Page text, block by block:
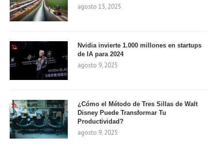
agosto 15, 2025
Nvidia invierte 1.000 millones en startups
de IA para 2024
agosto 9, 2025
¿Cómo el Método de Tres Sillas de Walt
Disney Puede Transformar Tu
Productividad?
agosto 9, 2025